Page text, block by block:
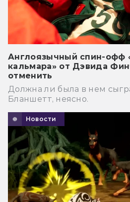
Англоязычный спин-офф
кальмара» от Дэвида
отменить
Должна ли была в нем
Бланшетт, неясно.
Новости